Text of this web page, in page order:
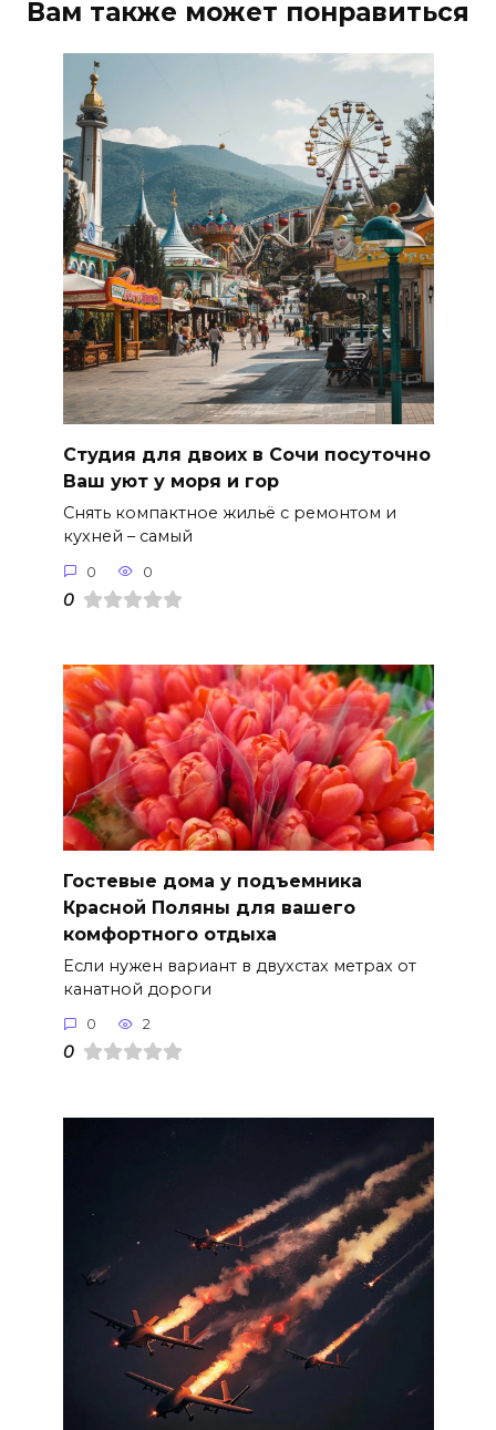
Вам также может понравиться
Студия для двоих в Сочи посуточно
Ваш уют у моря и гор
Снять компактное жильё с ремонтом и
кухней – самый
0 0
0
Гостевые дома у подъемника
Красной Поляны для вашего
комфортного отдыха
Если нужен вариант в двухстах метрах от
канатной дороги
0 2
0